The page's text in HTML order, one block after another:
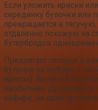
Если уложить ириски
серединку булочки или
превращается в
отдаленно похожую на
бутербродов
Предлагаю сегодня и
булочки на кефире с
ирисок). Выпечка
необычная. Дрожжевое
кефире, на один